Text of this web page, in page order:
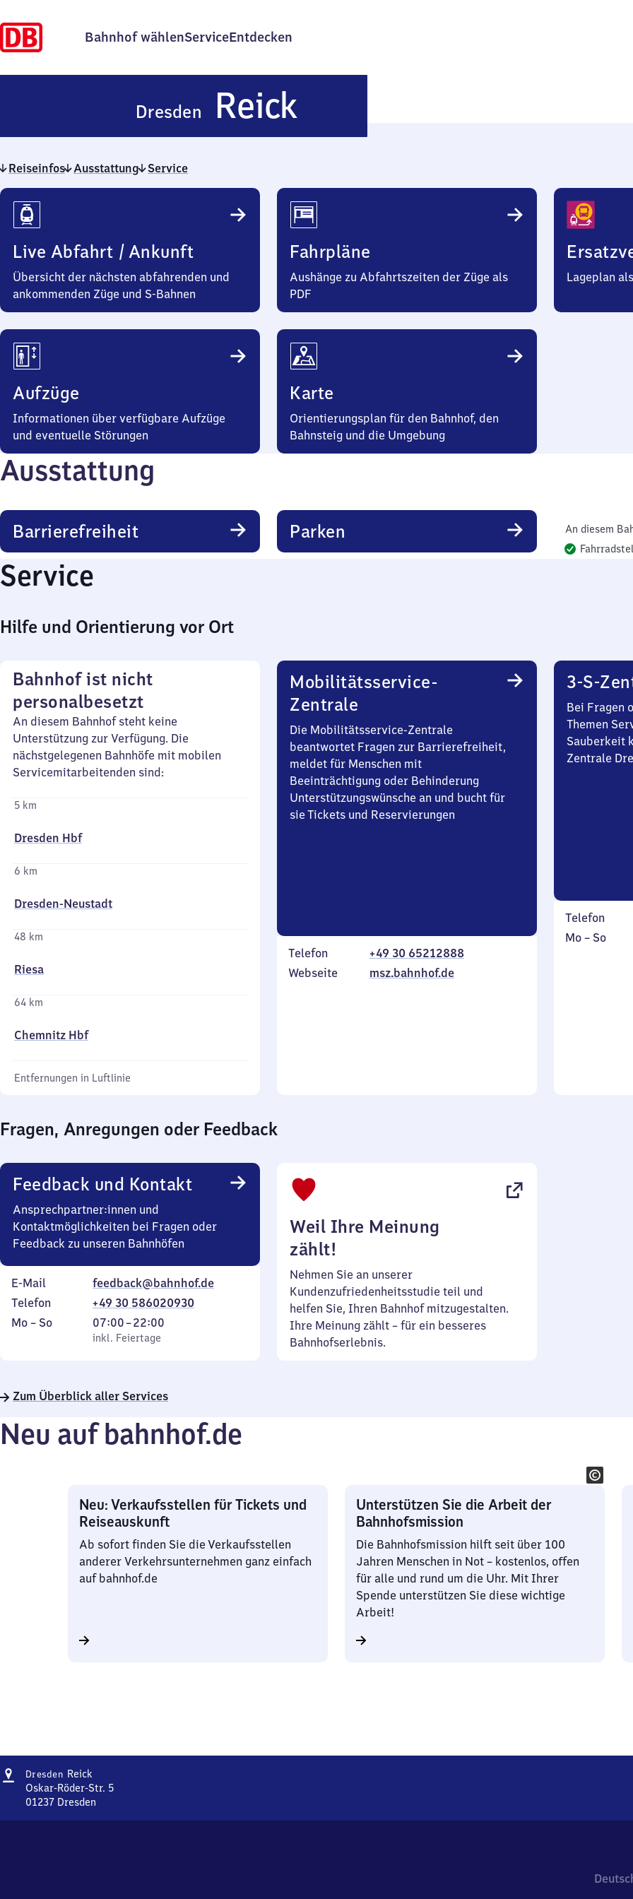
Bahnhof wählenServiceEntdecken
Dresden Reick
Reick
Reiseinfos Ausstattung Service
Reiseinfos
Live Abfahrt / Ankunft
Übersicht der nächsten abfahrenden und
ankommenden Züge und S-Bahnen
Fahrpläne
Aushänge zu Abfahrtszeiten der Züge als
PDF
Lageplan
Aufzüge
Informationen über verfügbare Aufzüge
und eventuelle Störungen
Karte
Orientierungsplan für den Bahnhof, den
Bahnsteig und die Umgebung
Ausstattung
Barrierefreiheit Parken
An diesem
Service
Hilfe und Orientierung vor Ort
Bahnhof ist nicht
personalbesetzt
An diesem Bahnhof steht keine
Unterstützung zur Verfügung. Die
nächstgelegenen Bahnhöfe mit mobilen
Servicemitarbeitenden sind:
5 km
Dresden Hbf
6 km
Dresden-Neustadt
48 km
Riesa
64 km
Chemnitz Hbf
Entfernungen in Luftlinie
Mobilitätsservice-
Zentrale
Die Mobilitätsservice-Zentrale
beantwortet Fragen zur Barrierefreiheit,
meldet für Menschen mit
Beeinträchtigung oder Behinderung
Unterstützungswünsche an und bucht für
sie Tickets und Reservierungen
Telefon
+49 30 65212888
Webseite
msz.bahnhof.de
3-S-
Bei Fragen
Themen
Sauberkeit
Zentrale
Telefon
Montag
Mo – So,
Fragen, Anregungen oder Feedback
Feedback und Kontakt
Ansprechpartner:innen und
Kontaktmöglichkeiten bei Fragen oder
Feedback zu unseren Bahnhöfen
E-Mail
feedback@bahnhof.de
Telefon
+49 30 586020930
Montag
Mo – So,
inkl. Feiertage
07:00–22:00
Von
7
22
inkl. Feiertage
Weil Ihre Meinung
zählt!
Nehmen Sie an unserer
Kundenzufriedenheitsstudie teil und
helfen Sie, Ihren Bahnhof mitzugestalten.
Ihre Meinung zählt – für ein besseres
Bahnhofserlebnis.
Zum Überblick aller Services
Neu auf bahnhof.de
Neu: Verkaufsstellen für Tickets und
Reiseauskunft
Ab sofort finden Sie die Verkaufsstellen
anderer Verkehrsunternehmen ganz einfach
auf bahnhof.de
Unterstützen Sie die Arbeit der
Bahnhofsmission
Die Bahnhofsmission hilft seit über 100
Jahren Menschen in Not – kostenlos, offen
für alle und rund um die Uhr. Mit Ihrer
Spende unterstützen Sie diese wichtige
Arbeit!
Adresse
Dresden ReickDresden-
Reick
Oskar-Röder-Str. 5
01237 Dresden